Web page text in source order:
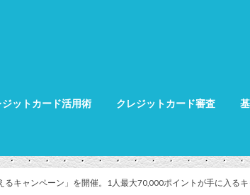
ジットカード活用術 クレジットカード審査
るキャンペーン」を開催。1人最大70,000ポイントが手に入る